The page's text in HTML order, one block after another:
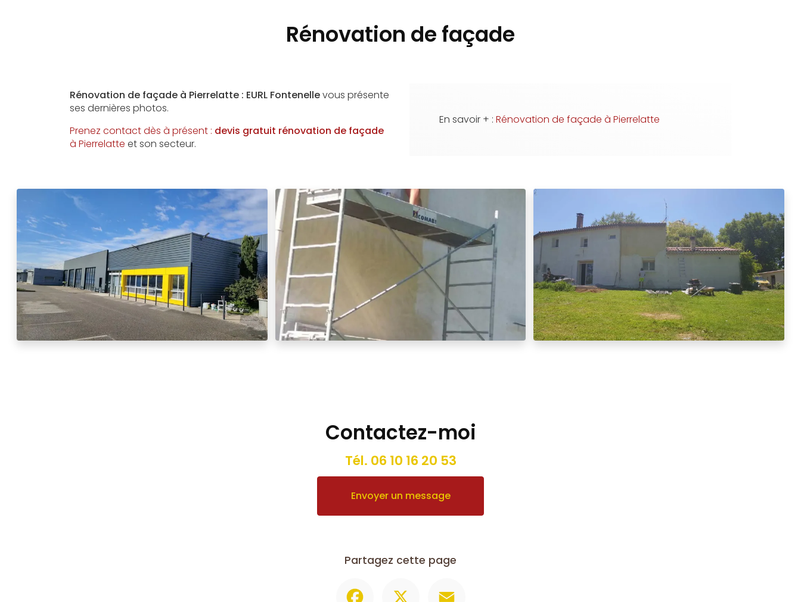
Rénovation de façade
Rénovation de façade à Pierrelatte : EURL Fontenellevous présente
ses dernières photos.
Prenez contact dès à présent : devis gratuit rénovation de façade
à Pierrelatte et son secteur.
En savoir + : Rénovation de façade à Pierrelatte
Contactez-moi
Tél. 06 10 16 20 53
Envoyer un message
Partagez cette page